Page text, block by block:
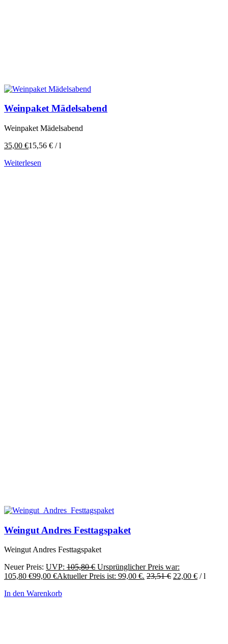
Weinpaket Mädelsabend
Weinpaket Mädelsabend
35,00 €15,56 € /l
Weiterlesen
Weingut Andres Festtagspaket
Weingut Andres Festtagspaket
Neuer Preis: UVP: 105,80€ Ursprünglicher Preis war:
105,80 €99,00 €Aktueller Preis ist: 99,00 €. 23,51€ 22,00 € /l
In den Warenkorb